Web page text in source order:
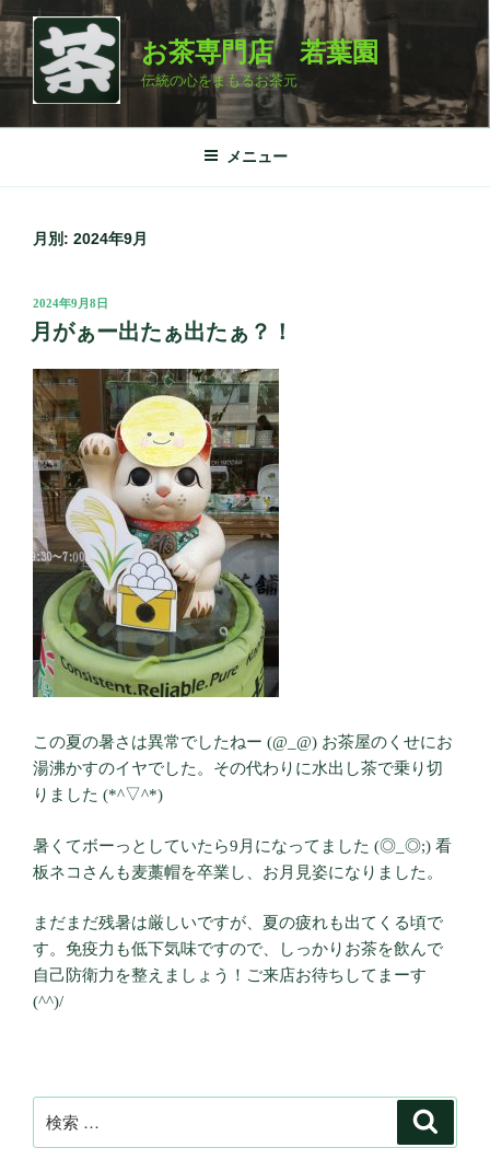
コ
ン
テ
お茶専門店 若葉園
伝統の心をまもるお茶元
メニュー
月別: 2024年9月
投
稿
日:
2024年9月8日
月がぁー出たぁ出たぁ？！
この夏の暑さは異常でしたねー (@_@) お茶屋のくせにお
湯沸かすのイヤでした。その代わりに水出し茶で乗り切
りました (*^▽^*)
暑くてボーっとしていたら9月になってました (◎_◎;) 看
板ネコさんも麦藁帽を卒業し、お月見姿になりました。
まだまだ残暑は厳しいですが、夏の疲れも出てくる頃で
す。免疫力も低下気味ですので、しっかりお茶を飲んで
自己防衛力を整えましょう！ご来店お待ちしてまーす
(^^)/
索: